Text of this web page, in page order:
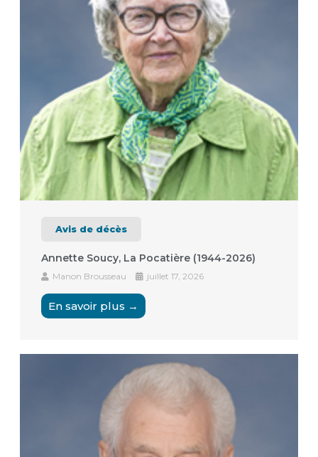
Avis de décès
Annette Soucy, La Pocatière (1944-2026)
Manon Brousseau juillet 17, 2026
En savoir plus →